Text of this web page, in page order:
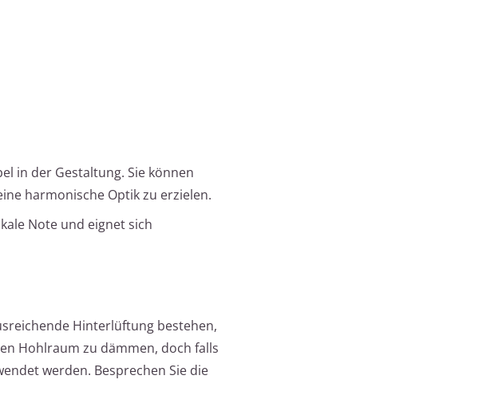
in der Gestaltung. Sie können
harmonische Optik zu erzielen.
Note und eignet sich
Hinterlüftung bestehen,
Hohlraum zu dämmen, doch falls
werden. Besprechen Sie die